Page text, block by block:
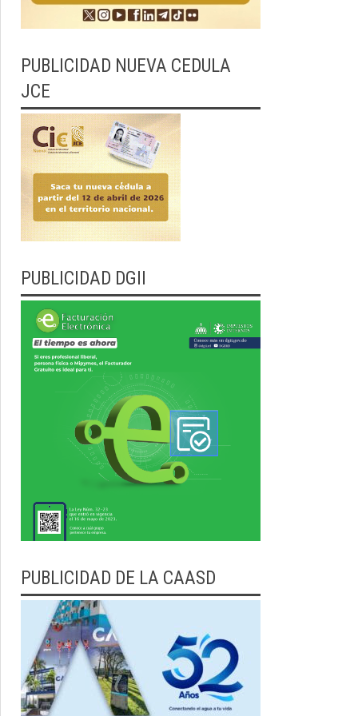
PUBLICIDAD NUEVA CEDULA
JCE
PUBLICIDAD DGII
PUBLICIDAD DE LA CAASD